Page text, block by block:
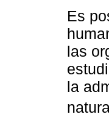
Es
las
la